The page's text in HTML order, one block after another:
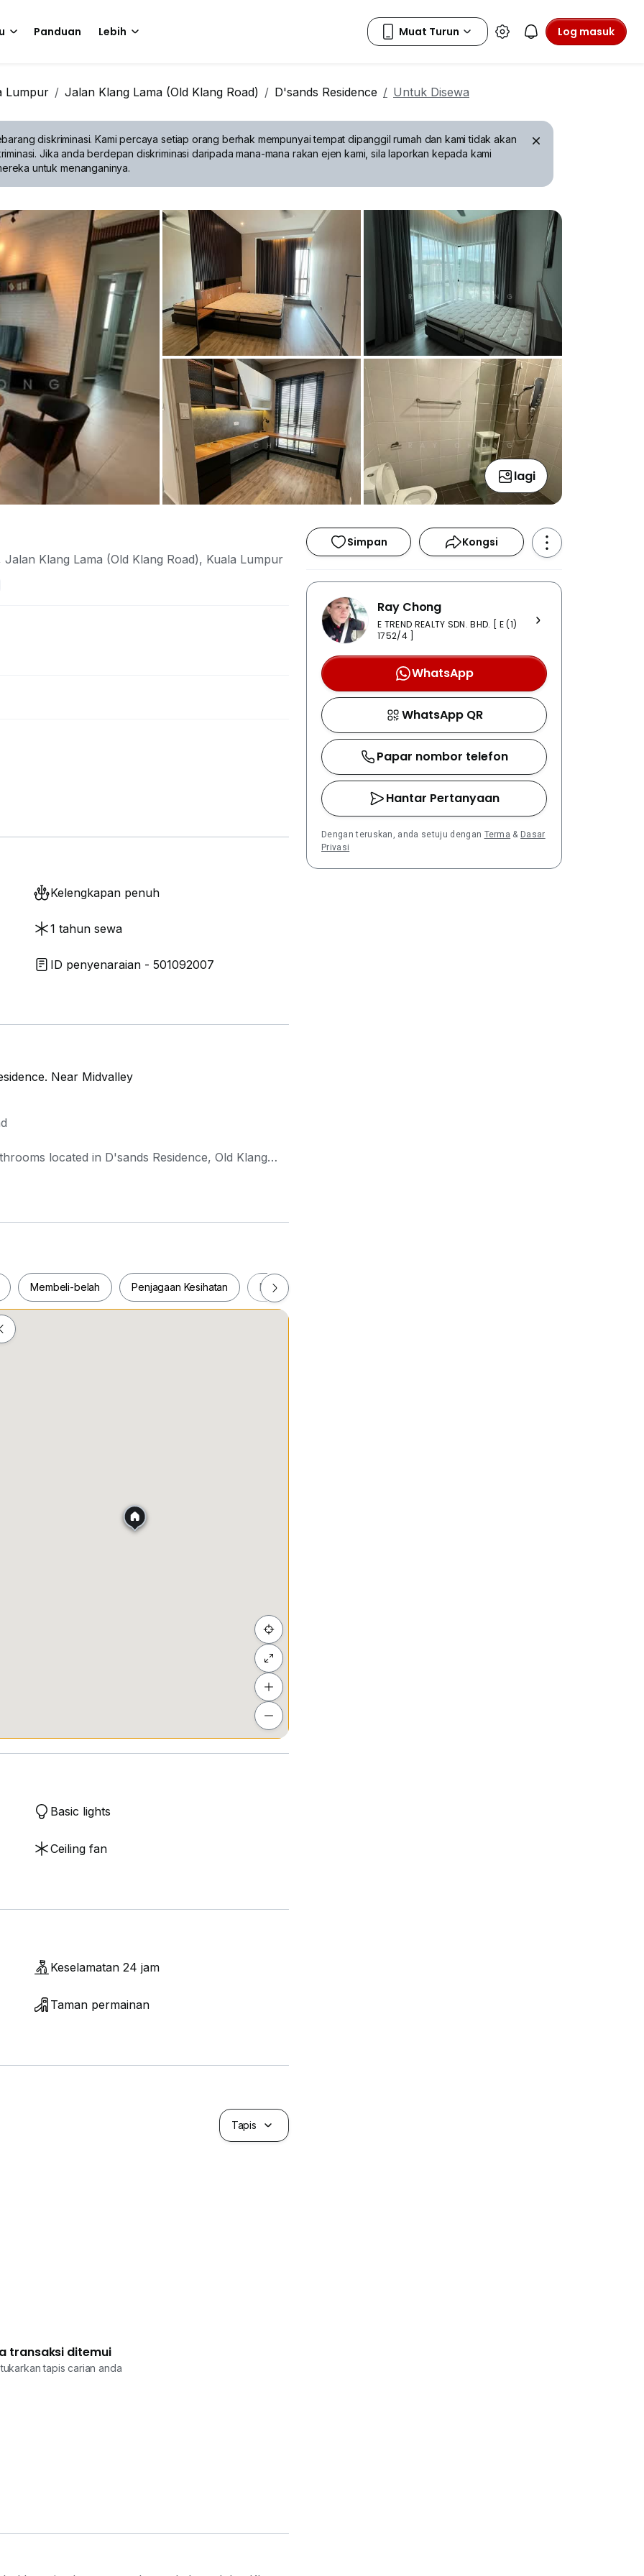
Panduan Lebih Log masuk
Lumpur Jalan Klang Lama (Old Klang Road) D'sands Residence Untuk Disewa
diskriminasi.Kami percaya setiap orang berhak mempunyai tempat dipanggil rumah dan kami tidak akan
Jika anda berdepan diskriminasi daripada mana-mana rakan ejen kami, sila laporkan kepada kami
untuk menanganinya.
lagi
Klang Lama (Old Klang Road), Kuala Lumpur
Kelengkapan penuh
1 tahun sewa
ID penyenaraian - 501092007
Near Midvalley
located in D'sands Residence, Old Klang
Membeli-belah Penjagaan Kesihatan Makanan & Minuman
Basic lights
Ceiling fan
Keselamatan 24 jam
Taman permainan
Tapis
transaksi ditemui
tapis carian anda
Simpan Kongsi
Ray Chong
E TREND REALTY SDN. BHD. [ E (1)
1752/4 ]
WhatsApp
WhatsApp QR
Papar nombor telefon
Hantar Pertanyaan
Dengan teruskan, anda setuju dengan Terma & Dasar
Privasi